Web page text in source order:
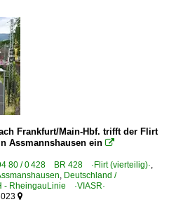
Frankfurt/Main-Hbf. trifft der Flirt
Assmannshausen ein 
80 / 0 428 BR 428 ·Flirt (vierteilig)·
Deutschland /
- RheingauLinie ·VIASR·
